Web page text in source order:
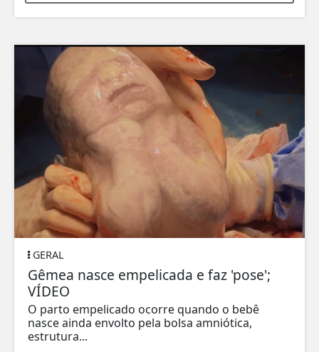
GERAL
Gêmea nasce empelicada e faz 'pose';
VÍDEO
O parto empelicado ocorre quando o bebê
nasce ainda envolto pela bolsa amniótica,
estrutura...